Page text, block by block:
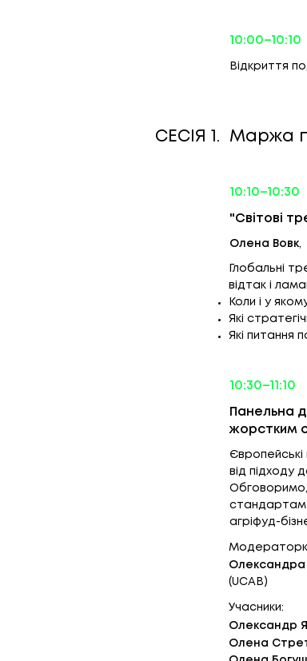
10:00–10:10
Відкриття
CEСІЯ 1. Маржа
10:10–10:30
"Світові
Олена Вовк,
Глобальні
відтак і
Коли і у
Які
Які питання
10:30–11:10
Панельна
жорстким
Європейські
від підходу
Обговоримо,
стандартам
агріфуд-
(UCAB)
Учасники:
Олександр
Олена